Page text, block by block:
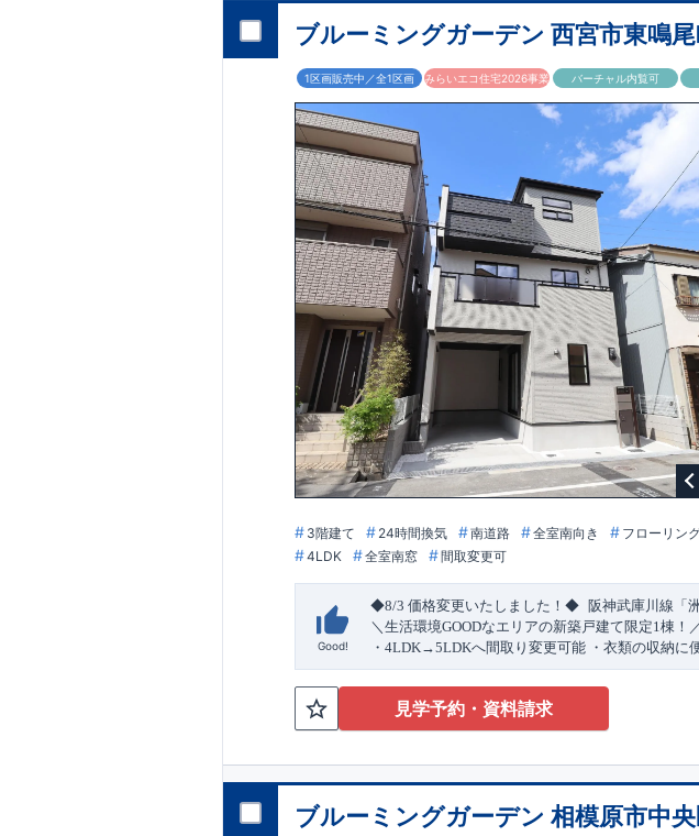
ブルーミングガーデン 西宮市東鳴
1区画販売中／全1区画 みらいエコ住宅2026事業 バーチャル内覧可
3階建て 24時間換気 南道路 全室南向き フローリン
4LDK
全室南窓 間取変更可
Good!
◆8/3 価格変更いたしました！◆​ 阪神武庫川線 「
＼生活環境GOODなエリアの新築戸建て限定1棟！
・4LDK→5LDKへ間取り変更可能 ・衣類の収納に
ら行き来できる続きバルコニー ・デザインと機能
・リビング全体を見渡せる対面キッチン
・網戸11万円(税込)で設置可能！
↓クリックすると特設ページにジャンプします↓
エントランス」が受賞いたしました！ ○耐震等級最
平日・休日ご内覧可能です！
見学予約・資料請求
ブルーミングガーデン 相模原市中